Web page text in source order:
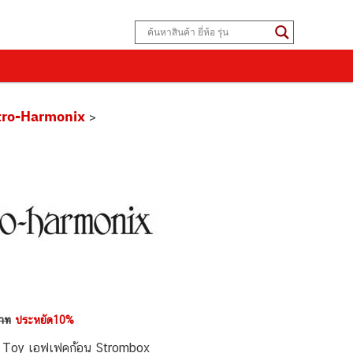
Harmonix >
ท ประหยัด10%
เอฟเฟคก้อน Strombox